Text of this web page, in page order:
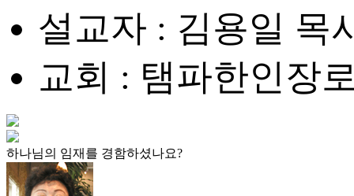
설교자 : 김용일 목
교회 : 탬파한인장
하나님의 임재를 경함하셨나요?